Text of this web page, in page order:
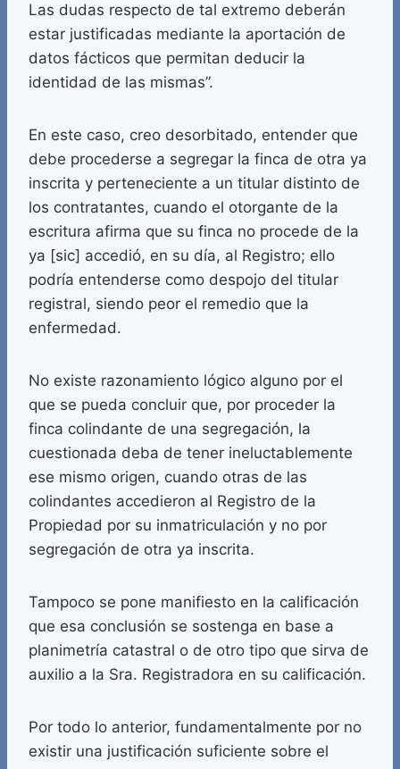
Las dudas respecto de tal extremo deberán
estar justificadas mediante la aportación de
datos fácticos que permitan deducir la
identidad de las mismas”.
En este caso, creo desorbitado, entender que
debe procederse a segregar la finca de otra ya
inscrita y perteneciente a un titular distinto de
los contratantes, cuando el otorgante de la
escritura afirma que su finca no procede de la
ya [sic] accedió, en su día, al Registro; ello
podría entenderse como despojo del titular
registral, siendo peor el remedio que la
enfermedad.
No existe razonamiento lógico alguno por el
que se pueda concluir que, por proceder la
finca colindante de una segregación, la
cuestionada deba de tener ineluctablemente
ese mismo origen, cuando otras de las
colindantes accedieron al Registro de la
Propiedad por su inmatriculación y no por
segregación de otra ya inscrita.
Tampoco se pone manifiesto en la calificación
que esa conclusión se sostenga en base a
planimetría catastral o de otro tipo que sirva de
auxilio a la Sra. Registradora en su calificación.
Por todo lo anterior, fundamentalmente por no
existir una justificación suficiente sobre el